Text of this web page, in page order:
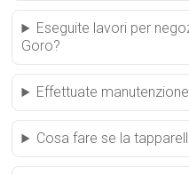
Eseguite lavori per
Goro?
Effettuate
Cosa fare se la